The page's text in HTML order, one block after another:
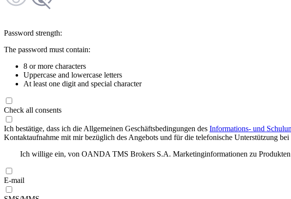
Password strength:
The password must contain:
8 or more characters
Uppercase and lowercase letters
At least one digit and special character
Check all consents
Ich bestätige, dass ich die Allgemeinen Geschäftsbedingungen des Informations- und
Kontaktaufnahme mit mir bezüglich des Angebots und für die telefonische Unterstützung
Ich willige ein, von OANDA TMS Brokers S.A. Marketinginformationen zu Produkten
E-mail